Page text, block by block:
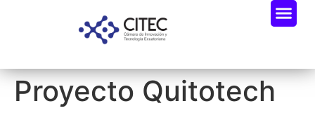
Proyecto Quitotech